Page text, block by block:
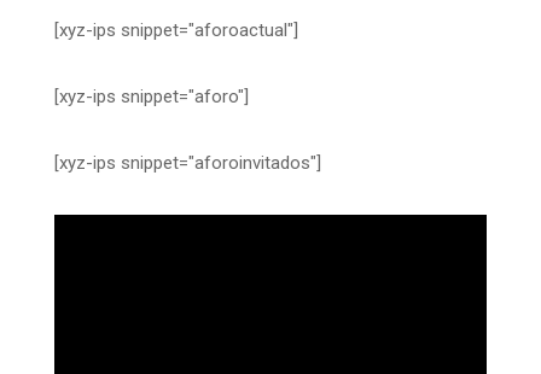
[xyz-ips snippet="aforoactual"]
[xyz-ips snippet="aforo"]
[xyz-ips snippet="aforoinvitados"]